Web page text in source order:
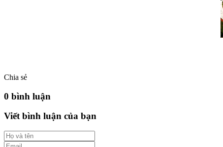
Chia sẻ
0 bình luận
Viết bình luận của bạn